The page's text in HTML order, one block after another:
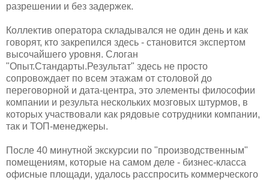
разрешении и без задержек.
Коллектив оператора складывался не один день и как
говорят, кто закрепился здесь - становится экспертом
высочайшего уровня. Слоган
"Опыт.Стандарты.Результат" здесь не просто
сопровождает по всем этажам от столовой до
переговорной и дата-центра, это элементы философии
компании и результа нескольких мозговых штурмов, в
которых участвовали как рядовые сотрудники компании,
так и ТОП-менеджеры.
После 40 минутной экскурсии по "производственным"
помещениям, которые на самом деле - бизнес-класса
офисные площади, удалось расспросить коммерческого